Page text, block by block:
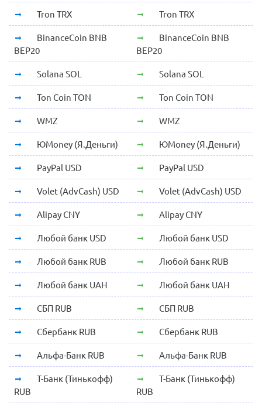
Tron TRX Tron TRX
BinanceCoin BNB
BEP20
BinanceCoin BNB
BEP20
Solana SOL Solana SOL
Ton Coin TON Ton Coin TON
WMZ WMZ
ЮMoney (Я.Деньги) ЮMoney (Я.Деньги)
PayPal USD PayPal USD
Volet (AdvCash) USD Volet (AdvCash) USD
Alipay CNY Alipay CNY
Любой банк USD Любой банк USD
Любой банк RUB Любой банк RUB
Любой банк UAH Любой банк UAH
СБП RUB СБП RUB
Сбербанк RUB Сбербанк RUB
Альфа-Банк RUB Альфа-Банк RUB
Т-Банк (Тинькофф)
RUB
Т-Банк (Тинькофф)
RUB